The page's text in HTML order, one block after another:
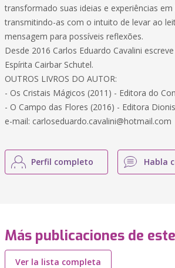
transformado suas ideias e experiências em
transmitindo-as com o intuito de levar ao
mensagem para possíveis reflexões.
Desde 2016 Carlos Eduardo Cavalini
Espírita Cairbar Schutel.
OUTROS LIVROS DO AUTOR:
- Os Cristais Mágicos (2011) - Editora do
- O Campo das Flores (2016) - Editora
e-mail: carloseduardo.cavalini@hotmail.com
Perfil completo Habla
Más publicaciones de
Ver la lista completa